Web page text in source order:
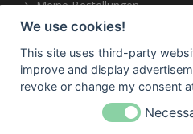
Meine Bestellungen
Meine Nachrichten (Tickets)
Mein Wunschzettel
We use cookies!
This site uses third-party
improve and display
revoke or change my consent